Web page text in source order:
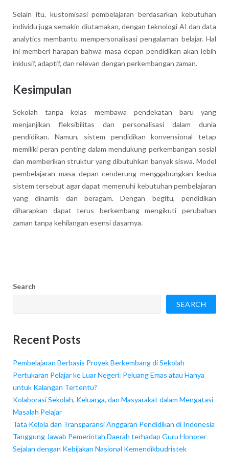
Selain itu, kustomisasi pembelajaran berdasarkan kebutuhan
individu juga semakin diutamakan, dengan teknologi AI dan data
analytics membantu mempersonalisasi pengalaman belajar. Hal
ini memberi harapan bahwa masa depan pendidikan akan lebih
inklusif, adaptif, dan relevan dengan perkembangan zaman.
Kesimpulan
Sekolah tanpa kelas membawa pendekatan baru yang
menjanjikan fleksibilitas dan personalisasi dalam dunia
pendidikan. Namun, sistem pendidikan konvensional tetap
memiliki peran penting dalam mendukung perkembangan sosial
dan memberikan struktur yang dibutuhkan banyak siswa. Model
pembelajaran masa depan cenderung menggabungkan kedua
sistem tersebut agar dapat memenuhi kebutuhan pembelajaran
yang dinamis dan beragam. Dengan begitu, pendidikan
diharapkan dapat terus berkembang mengikuti perubahan
zaman tanpa kehilangan esensi dasarnya.
Search
SEARCH
Recent Posts
Pembelajaran Berbasis Proyek Berkembang di Sekolah
Pertukaran Pelajar ke Luar Negeri: Peluang Emas atau Hanya
untuk Kalangan Tertentu?
Kolaborasi Sekolah, Keluarga, dan Masyarakat dalam Mengatasi
Masalah Pelajar
Tata Kelola dan Transparansi Anggaran Pendidikan di Indonesia
Tanggung Jawab Pemerintah Daerah terhadap Guru Honorer
Sejalan dengan Kebijakan Nasional Kemendikbudristek